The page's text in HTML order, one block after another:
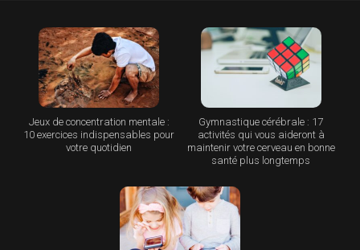
Jeux de concentration mentale :
10 exercices indispensables pour
votre quotidien
Gymnastique cérébrale : 17
activités qui vous aideront à
maintenir votre cerveau en bonne
santé plus longtemps